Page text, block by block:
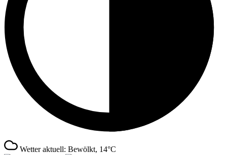
Wetter aktuell: Bewölkt, 14°C